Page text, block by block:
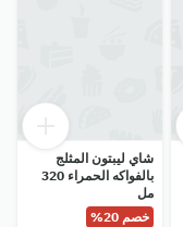
شاي ليبتون المثلج
بالفواكه الحمراء 320
مل
خصم 20%